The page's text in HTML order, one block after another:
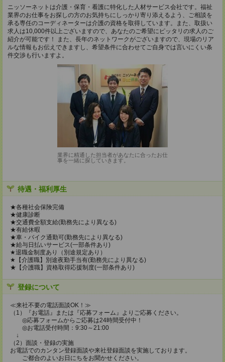
ニッソーネットは介護・保育・看護に特化した人材サービス会社です。福祉
業界のお仕事をお探しの方のお気持ちにしっかり寄り添えるよう、ご相談を
承る専任のコーディネーターは介護の資格を取得しています。また、取扱い
求人は10,000件以上ございますので、あなたのご希望にピッタリの求人のご
紹介が可能です！ また、長年のネットワークがございますので、現場のリア
ルな情報もお伝えできますし、希望条件に合わせてご自身では言いにくい条
件交渉も行いますよ。
業界に精通した担当者があなたに合ったお仕
事を一緒に探していきます。
待遇・福利厚生
★各種社会保険完備
★健康診断
★交通費全額支給(勤務先により異なる)
★有給休暇
★車・バイク通勤可(勤務先により異なる)
★給与日払いサービス(一部条件あり)
★退職金制度あり（別途規定あり）
★【介護職】別途夜勤手当有(勤務先により異なる)
★【介護職】資格取得応援制度(一部条件あり)
登録について
≪来社不要の電話面談OK！≫
（1）『お電話』または『応募フォーム』よりご応募ください。
◎応募フォームからご応募は24時間受付中！
◎お電話受付時間：9:30～21:00
↓
（2）面談・登録の実施
お電話でのカンタン登録面談や来社登録面談を実施しております。
ご都合のよいお日にちをお聞かせください。